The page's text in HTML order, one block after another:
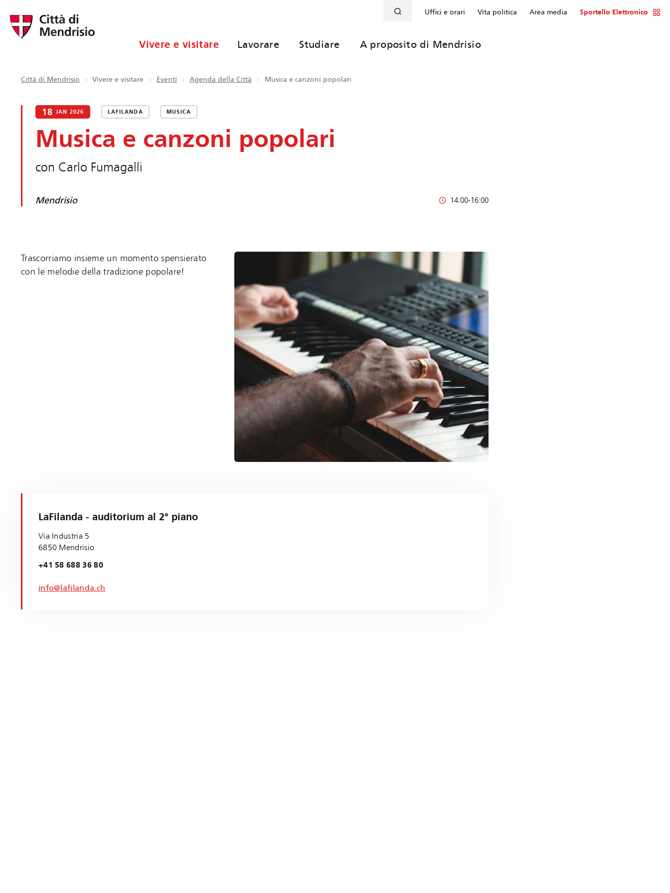
Uffici e orari Vita politica Area media Sportello Elettronico
Vivere e visitare Lavorare Studiare A proposito di Mendrisio
Città di Mendrisio Vivere e visitare Eventi Agenda della Città Musica e canzoni popolari
18 JAN 2026 LAFILANDA MUSICA
Musica e canzoni popolari
con Carlo Fumagalli
Mendrisio 14:00-16:00
Trascorriamo insieme un momento spensierato
con le melodie della tradizione popolare!
LaFilanda - auditorium al 2° piano
Via Industria 5
6850 Mendrisio
+41 58 688 36 80
info@lafilanda.ch